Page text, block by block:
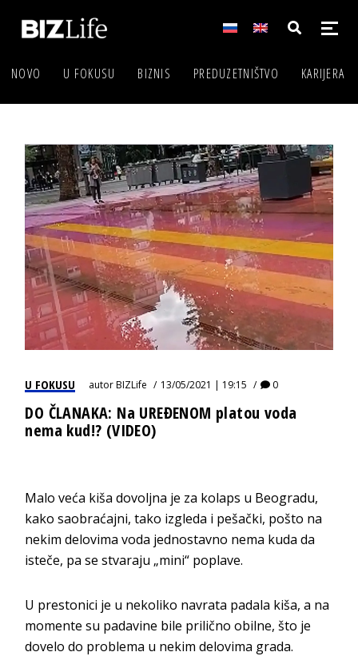
NOVO U FOKUSU BIZNIS PREDUZETNIŠTVO KARIJERA
U FOKUSU autorBIZLife 13/05/2021 | 19:15 0
DO ČLANAKA: Na UREĐENOM platou voda
nema kud!? (VIDEO)
Malo veća kiša dovoljna je za kolaps u Beogradu,
kako saobraćajni, tako izgleda i pešački, pošto na
nekim delovima voda jednostavno nema kuda da
isteče, pa se stvaraju „mini“ poplave.
U prestonici je u nekoliko navrata padala kiša, a na
momente su padavine bile prilično obilne, što je
dovelo do problema u nekim delovima grada.